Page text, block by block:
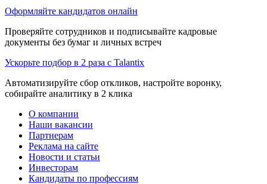
Оформляйте кандидатов онлайн
Проверяйте сотрудников и подписывайте кадровые
документы без бумаг и личных встреч
Ускорьте подбор в 2 раза с Talantix
Автоматизируйте сбор откликов, настройте воронку,
собирайте аналитику в 2 клика
О компании
Наши вакансии
Партнерам
Реклама на сайте
Новости и статьи
Инвесторам
Кандидаты по профессиям